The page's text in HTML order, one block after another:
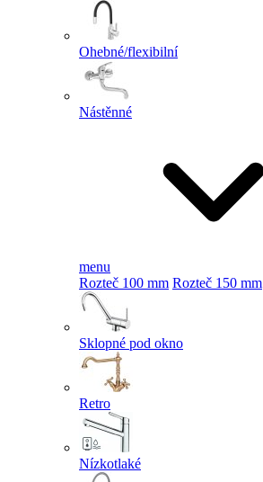
Ohebné/flexibilní
Nástěnné
menu
Rozteč 100 mm Rozteč 150 mm
Sklopné pod okno
Retro
Nízkotlaké